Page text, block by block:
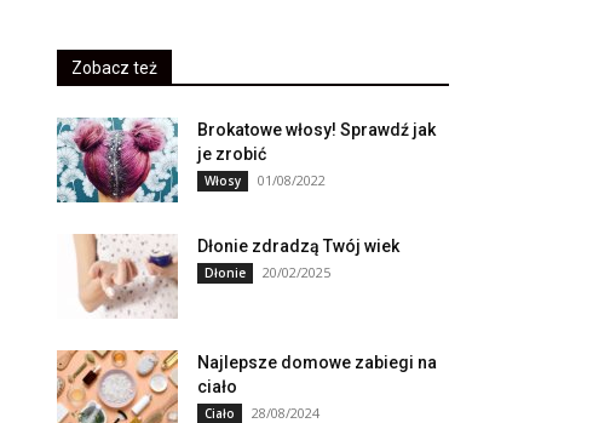
Zobacz też
Brokatowe włosy! Sprawdź jak
je zrobić
Włosy 01/08/2022
Dłonie zdradzą Twój wiek
Dłonie 20/02/2025
Najlepsze domowe zabiegi na
ciało
Ciało 28/08/2024